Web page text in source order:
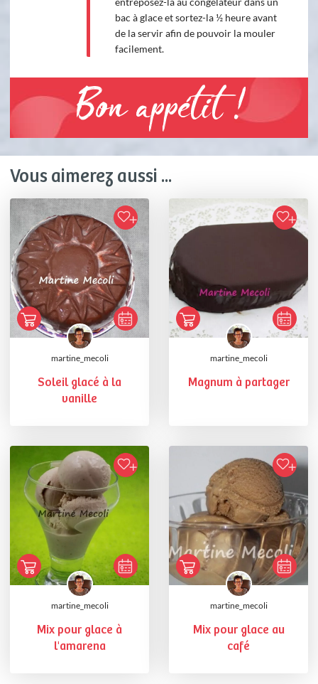
bac à glace et sortez-la ½ heure avant
de la servir afin de pouvoir la mouler
facilement.
Bon appétit !
Vous aimerez aussi ...
martine_mecoli
Soleil glacé à la
vanille
martine_mecoli
Magnum à partager
martine_mecoli
Mix pour glace à
l'amarena
martine_mecoli
Mix pour glace au
café